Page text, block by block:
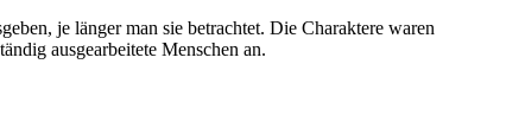
je länger man sie betrachtet. Die Charaktere waren
ausgearbeitete Menschen an.